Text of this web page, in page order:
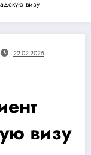
визу
22-02-2025
визу